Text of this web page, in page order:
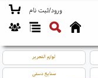
ورود/ثبت نام
لوازم التحریر
صنایع دستی